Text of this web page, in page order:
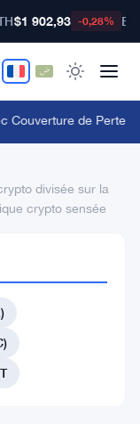
$1 902,93 -0,28%
de Pertes
divisée sur la
crypto sensée